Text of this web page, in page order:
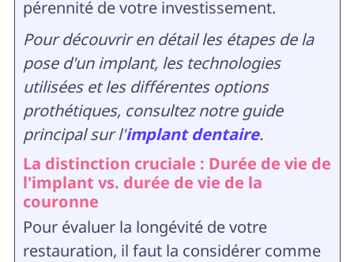
pérennité de votre investissement.
Pour découvrir en détail les étapes de la
pose d'un implant, les technologies
utilisées et les différentes options
prothétiques, consultez notre guide
principal sur l'implant dentaire.
La distinction cruciale : Durée de vie de
l'implant vs. durée de vie de la
couronne
Pour évaluer la longévité de votre
restauration, il faut la considérer comme